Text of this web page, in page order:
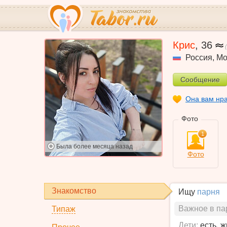
Была более месяца назад
Крис, 36
Россия,
Сообщение
Она вам
Фото
1
Фото
Знакомство
Типаж
Ищу парня
Важное в
Дети: есть,